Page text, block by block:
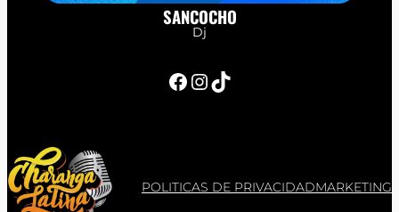
SANCOCHO
Dj
Facebook InstagramTikTok
POLITICAS DE PRIVACIDADMARKETING